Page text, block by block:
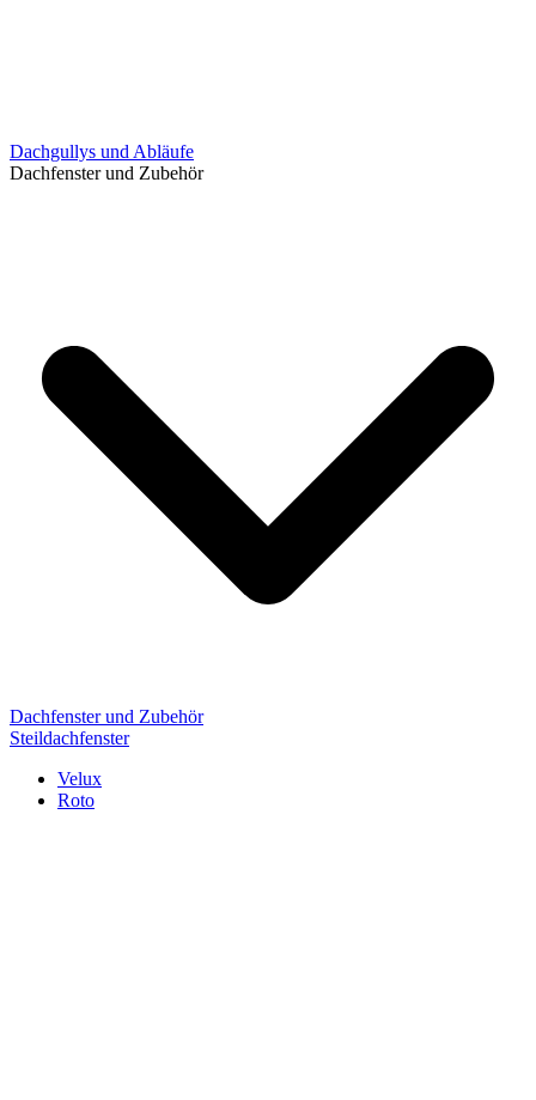
Dachgullys und Abläufe
Dachfenster und Zubehör
Dachfenster und Zubehör
Steildachfenster
Velux
Roto